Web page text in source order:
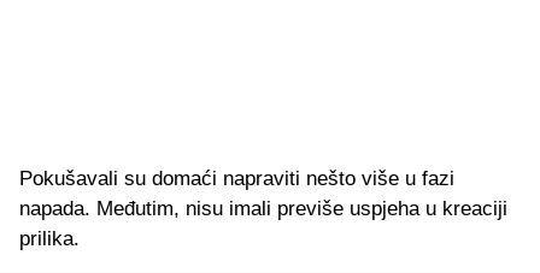
Pokušavali su domaći napraviti nešto više u fazi
napada. Međutim, nisu imali previše uspjeha u kreaciji
prilika.